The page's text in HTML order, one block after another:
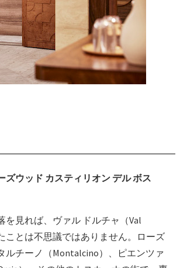
ウッド カスティリオン デル ボス
見れば、ヴァル ドルチャ（Val
ことは不思議ではありません。ローズ
ルチーノ（Montalcino）、ピエンツァ